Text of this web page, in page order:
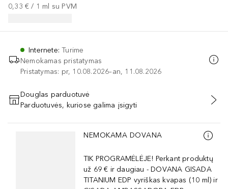
0,33 € / 1 ml su PVM
Internete:Turime
Nemokamas pristatymas
Pristatymas: pr, 10.08.2026–an, 11.08.2026
PRIDĖTI Į KREPŠELĮ
Douglas parduotuvė
Parduotuvės, kuriose galima įsigyti
Praleisti slankiklį
NEMOKAMA DOVANA
TIK PROGRAMĖLĖJE! Perkant produktų
už 69 € ir daugiau - DOVANA GISADA
TITANIUM EDP vyriškas kvapas (10 ml) ir